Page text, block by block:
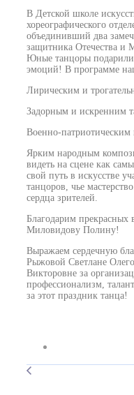
В Детской школе
хореографического
объединивший два
защитника Отечества и
Юные танцоры подарили
эмоций! В программе
Лирическим и
Задорным и искренним
Военно-патриотическим
Ярким народным
видеть на сцене как
свой путь в искусстве
танцоров, чье
сердца зрителей.
Благодарим
Миловидову Полину!
Выражаем сердечную
Рыжовой Светлане
Викторовне за
профессионализм,
за этот праздник танца!